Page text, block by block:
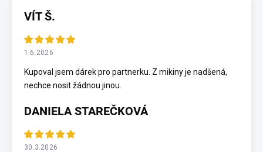
VÍT Š.
1.6.2026
Kupoval jsem dárek pro partnerku. Z mikiny je nadšená,
nechce nosit žádnou jinou.
DANIELA STAREČKOVÁ
30.3.2026